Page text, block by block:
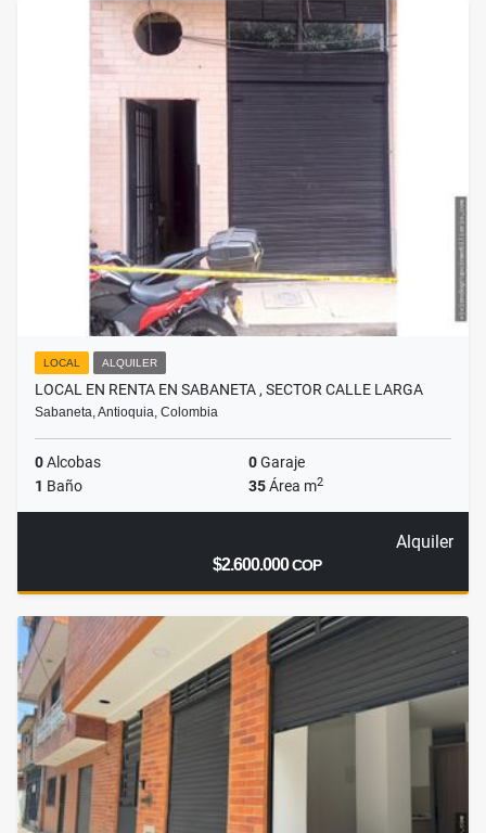
LOCAL ALQUILER
LOCAL EN RENTA EN SABANETA , SECTOR CALLE LARGA
Sabaneta, Antioquia, Colombia
0Alcobas 0Garaje
1 Baño 35Área m2
Alquiler
$2.600.000COP